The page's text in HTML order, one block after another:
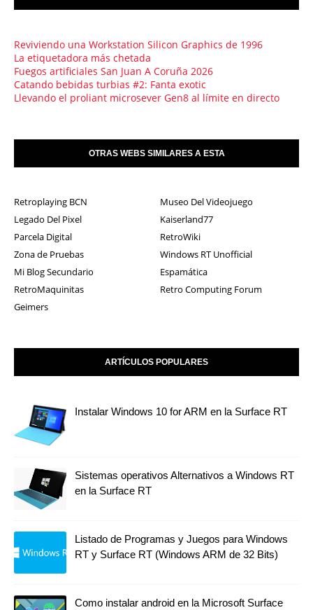
Reviviendo una Workstation Silicon Graphics de 1996
La etiquetadora más chetada
Fuegos artificiales San Juan A Coruña 2026
Catando bebidas turbias #2: Fanta exotic
Llevando el proliant microsever Gen8 al límite en directo
OTRAS WEBS SIMILARES A ESTA
Retroplaying BCN
Museo Del Videojuego
Legado Del Pixel
Kaiserland77
Parcela Digital
RetroWiki
Zona de Pruebas
Windows RT Unofficial
Mi Blog Secundario
Espamática
RetroMaquinitas
Retro Computing Forum
Geimers
ARTÍCULOS POPULARES
Instalar Windows 10 for ARM en la Surface RT
Sistemas operativos Alternativos a Windows RT
en la Surface RT
Listado de Programas y Juegos para Windows
RT y Surface RT (Windows ARM de 32 Bits)
Como instalar android en la Microsoft Surface